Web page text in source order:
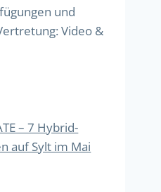
und
Video &
– 7 Hybrid-
auf Sylt im Mai